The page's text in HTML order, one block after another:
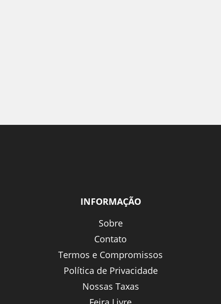
INFORMAÇÃO
Sobre
Contato
Termos e Compromissos
Política de Privacidade
Nossas Taxas